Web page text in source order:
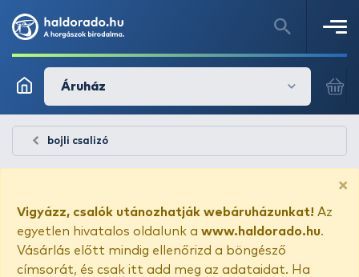
Áruház
bojli csalizó
×
Vigyázz, csalók utánozhatják webáruházunkat! Az
egyetlen hivatalos oldalunk a www.haldorado.hu.
Vásárlás előtt mindig ellenőrizd a böngésző
címsorát, és csak itt add meg az adataidat. Ha